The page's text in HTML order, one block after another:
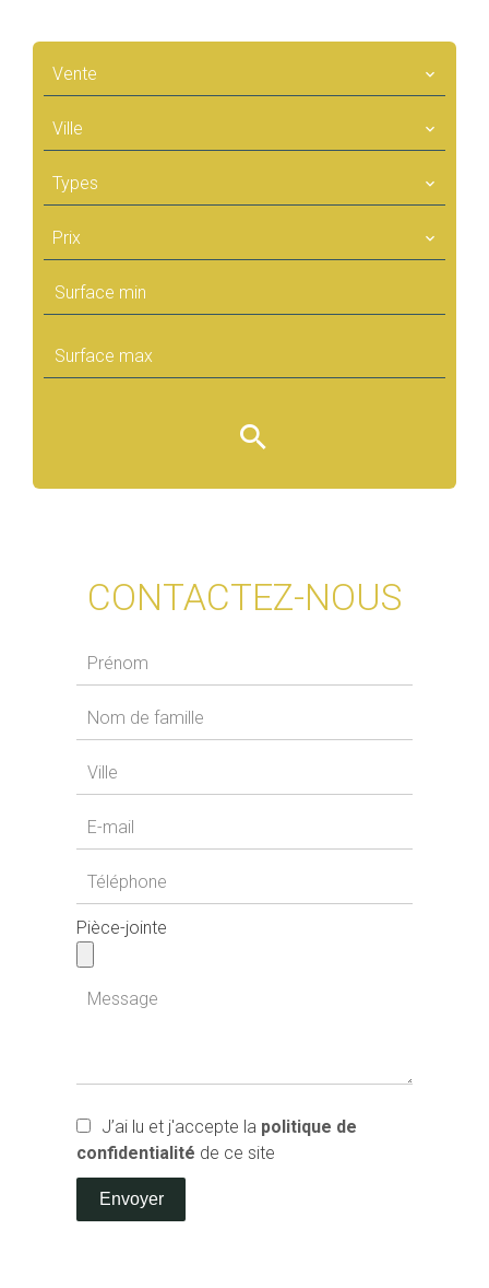
Vente
Ville
Types
Prix
CONTACTEZ-NOUS
Pièce-jointe
J’ai lu et j'accepte la politique de
confidentialité de ce site
Envoyer